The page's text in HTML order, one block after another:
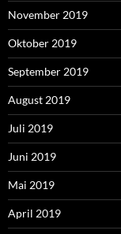
November 2019
Oktober 2019
September 2019
August 2019
Juli 2019
Juni 2019
Mai 2019
April 2019